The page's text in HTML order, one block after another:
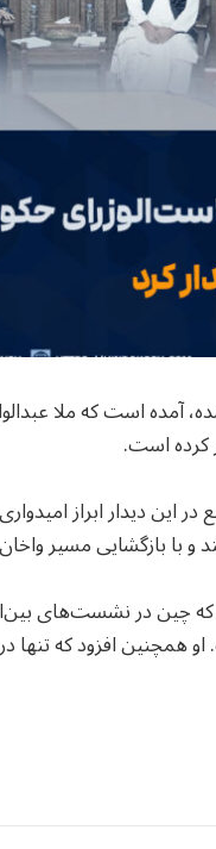
آمده است که ملا
کرده است.
در این دیدار ابراز
با بازگشایی مسیر
چین در نشست‌های
افزود که تنها در